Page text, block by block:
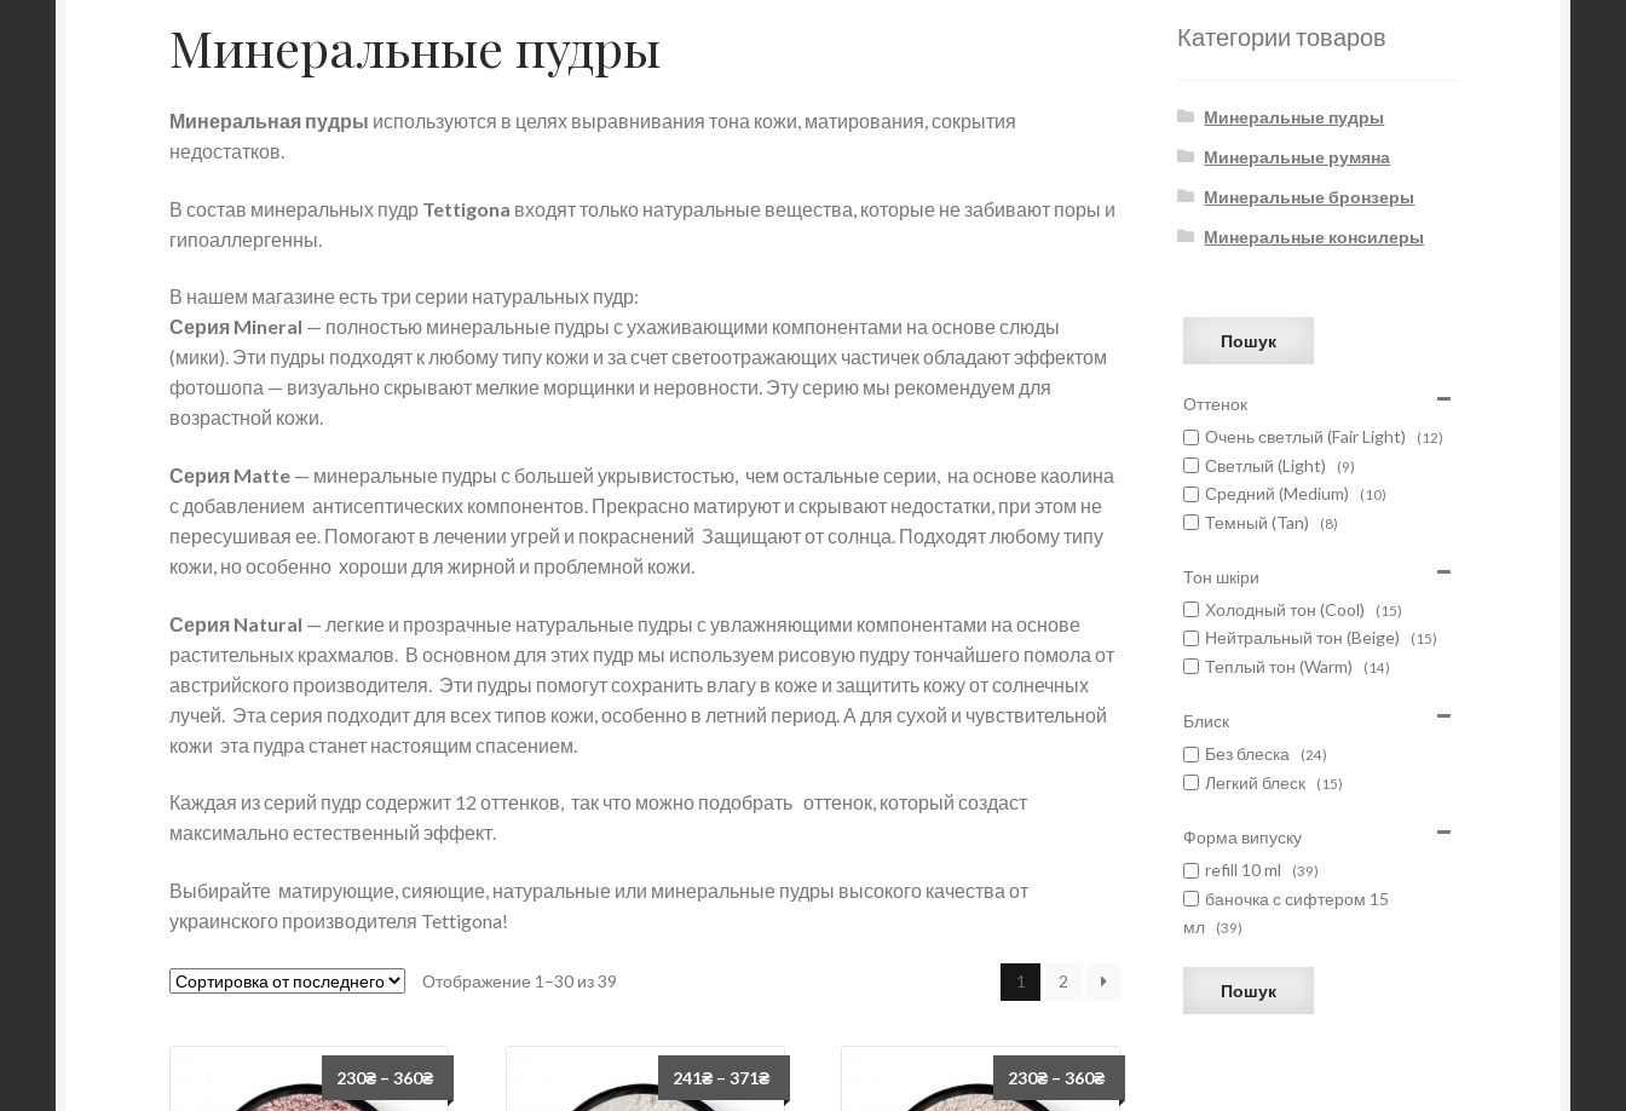
Минеральные пудры
Минеральная пудры используются в целях выравнивания тона кожи, матирования, сокрытия
недостатков.
В состав минеральных пудр Tettigona входят только натуральные вещества, которые не забивают поры и
гипоаллергенны.
В нашем магазине есть три серии натуральных пудр:
Серия Mineral — полностью минеральные пудры с ухаживающими компонентами на основе слюды
(мики). Эти пудры подходят к любому типу кожи и за счет светоотражающих частичек обладают эффектом
фотошопа — визуально скрывают мелкие морщинки и неровности. Эту серию мы рекомендуем для
возрастной кожи.
Серия Matte — минеральные пудры с большей укрывистостью, чем остальные серии, на основе каолина
с добавлением антисептических компонентов. Прекрасно матируют и скрывают недостатки, при этом не
пересушивая ее. Помогают в лечении угрей и покраснений Защищают от солнца. Подходят любому типу
кожи, но особенно хороши для жирной и проблемной кожи.
Серия Natural — легкие и прозрачные натуральные пудры с увлажняющими компонентами на основе
растительных крахмалов. В основном для этих пудр мы используем рисовую пудру тончайшего помола от
австрийского производителя. Эти пудры помогут сохранить влагу в коже и защитить кожу от солнечных
лучей. Эта серия подходит для всех типов кожи, особенно в летний период. А для сухой и чувствительной
кожи эта пудра станет настоящим спасением.
Каждая из серий пудр содержит 12 оттенков, так что можно подобрать оттенок, который создаст
максимально естественный эффект.
Выбирайте матирующие, сияющие, натуральные или минеральные пудры высокого качества от
украинского производителя Tettigona!
Отображение 1–30 из 39 1 2
230₴ –360₴ 241₴– 371₴ 230₴ –360₴
Категории товаров
Минеральные пудры
Минеральные румяна
Минеральные бронзеры
Минеральные консилеры
Пошук
Оттенок
Очень светлый (Fair Light)
(12)
Светлый (Light) (9)
Средний (Medium) (10)
Темный (Tan) (8)
Тон шкіри
Холодный тон (Cool)
(15)
Нейтральный тон (Beige) (15)
Теплый тон (Warm) (14)
Блиск
Без блеска
(24)
Легкий блеск (15)
Форма випуску
refill 10 ml
(39)
баночка с сифтером 15
мл
(39)
Пошук